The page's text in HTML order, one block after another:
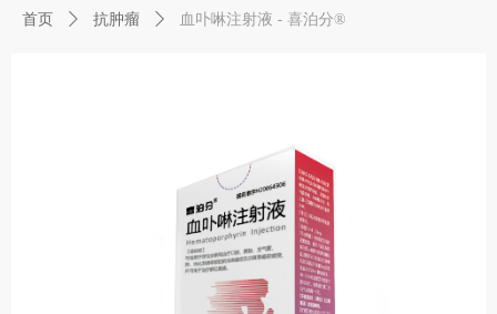
首页 ꄲ 抗肿瘤 ꄲ 血卟啉注射液 - 喜泊分®